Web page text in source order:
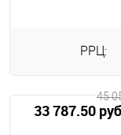
РРЦ:
33 787.50
45